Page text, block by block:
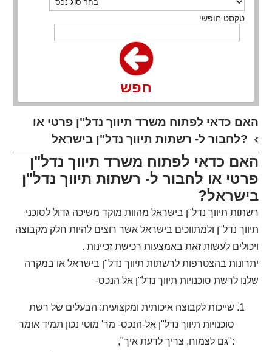
טקסט חופשי
חפש
האם כדאי לפתוח משרד תיווך נדל"ן פרטי או
לחבור ל- רשתות תיווך נדל"ן בישראל?
האם כדאי לפתוח משרד תיווך נדל"ן
פרטי או לחבור ל- רשתות תיווך נדל"ן
בישראל?
רשתות תיווך נדל"ן בישראל מהוות מוקד משיכה גדול לסוכני
תיווך נדל"ן ולמתווכים בישראל אשר רוצים להיות חלק מקבוצה
ויכולים לעשות זאת באמצעות רכישת זכיינות .
יתרונות בהצטרפות לרשתות תיווך נדל"ן בישראל או במקרה
שלנו לרשת סוכנויות תיווך נדל"ן אל הנכס-
שייכות לקבוצה איכותית ומקצועית: הבעלים של רשת
סוכנויות תיווך נדל"ן אל-הנכס- מר' מוטי נכון תמיד אומר
:"גם לצמוח, צריך לדעת איך",